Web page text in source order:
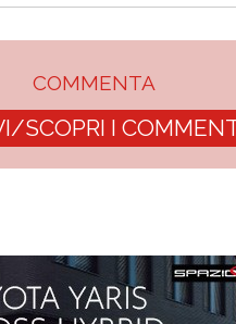
COMMENTA
SCOPRI I